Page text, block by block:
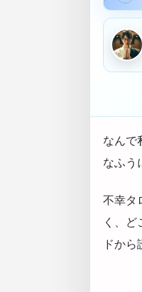
なんで
なふう
不幸タ
く、
ドから